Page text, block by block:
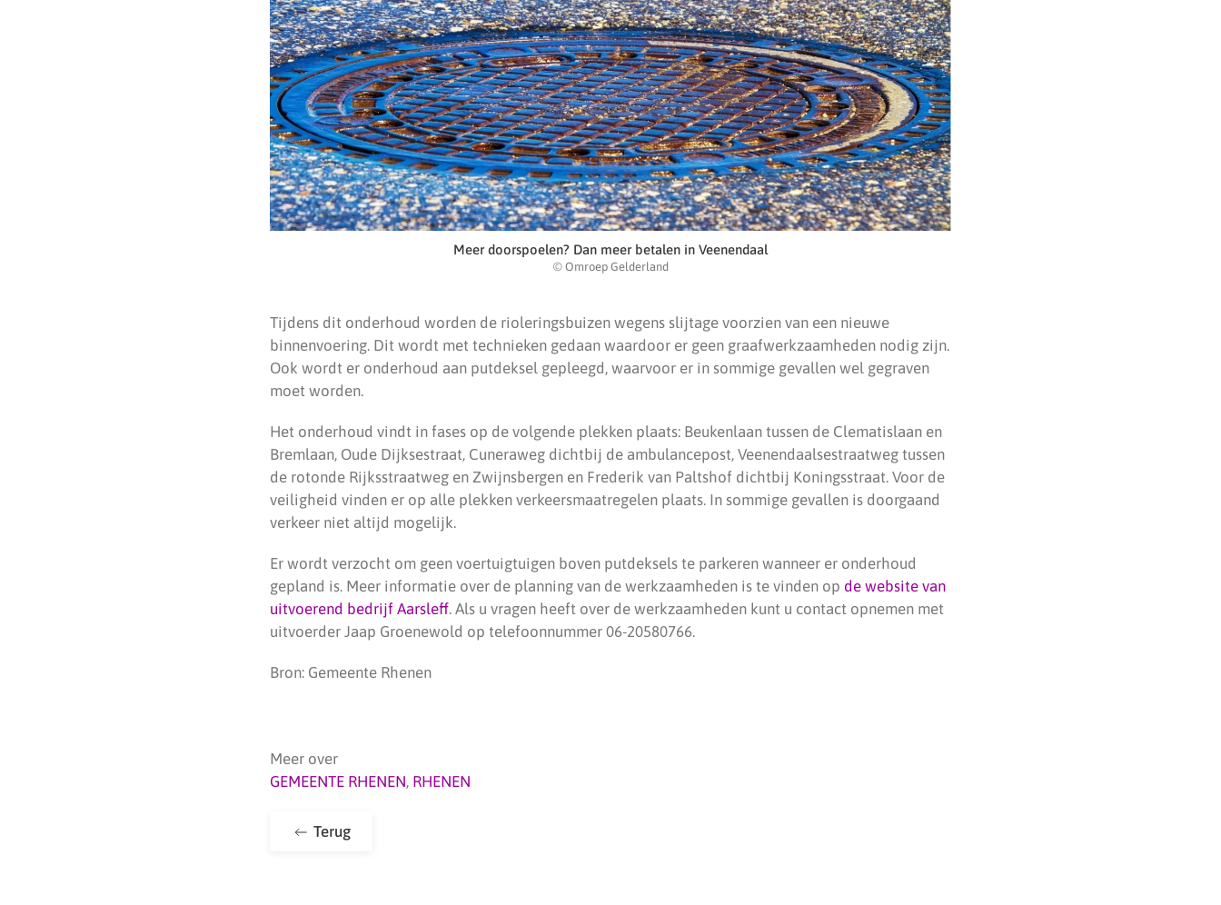
Meer doorspoelen? Dan meer betalen in Veenendaal
© Omroep Gelderland
Tijdens dit onderhoud worden de rioleringsbuizen wegens slijtage voorzien van een nieuwe
binnenvoering. Dit wordt met technieken gedaan waardoor er geen graafwerkzaamheden nodig zijn.
Ook wordt er onderhoud aan putdeksel gepleegd, waarvoor er in sommige gevallen wel gegraven
moet worden.
Het onderhoud vindt in fases op de volgende plekken plaats: Beukenlaan tussen de Clematislaan en
Bremlaan, Oude Dijksestraat, Cuneraweg dichtbij de ambulancepost, Veenendaalsestraatweg tussen
de rotonde Rijksstraatweg en Zwijnsbergen en Frederik van Paltshof dichtbij Koningsstraat. Voor de
veiligheid vinden er op alle plekken verkeersmaatregelen plaats. In sommige gevallen is doorgaand
verkeer niet altijd mogelijk.
Er wordt verzocht om geen voertuigtuigen boven putdeksels te parkeren wanneer er onderhoud
gepland is. Meer informatie over de planning van de werkzaamheden is te vinden op de website van
uitvoerend bedrijf Aarsleff. Als u vragen heeft over de werkzaamheden kunt u contact opnemen met
uitvoerder Jaap Groenewold op telefoonnummer 06-20580766.
Bron: Gemeente Rhenen
Meer over
GEMEENTE RHENEN, RHENEN
Terug